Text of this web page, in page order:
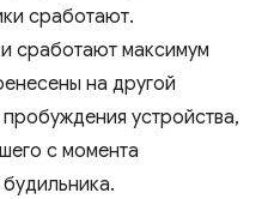
сработают.
сработают максимум
на другой
устройства,
с момента